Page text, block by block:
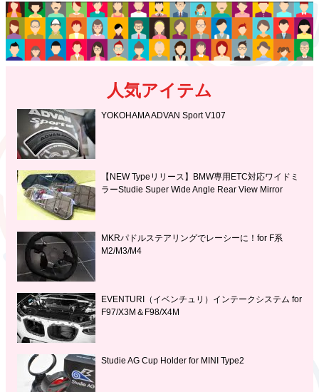
人気アイテム
YOKOHAMA ADVAN Sport V107
【NEW Typeリリース】BMW専用ETC対応ワイドミ
ラーStudie Super Wide Angle Rear View Mirror
MKRパドルステアリングでレーシーに！for F系
M2/M3/M4
EVENTURI（イベンチュリ）インテークシステム for
F97/X3M＆F98/X4M
Studie AG Cup Holder for MINI Type2